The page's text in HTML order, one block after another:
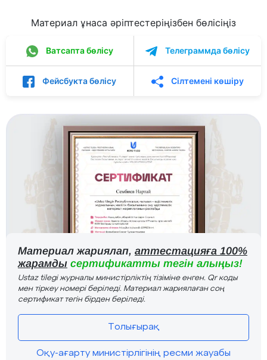
Материал ұнаса әріптестеріңізбен бөлісіңіз
Ватсапта бөлісу Телеграммда бөлісу
Фейсбукта бөлісу Сілтемені көшіру
Материал жариялап, аттестацияға 100%
жарамды сертификатты тегін алыңыз!
Ustaz tilegi журналы министірліктің тізіміне енген. Qr коды
мен тіркеу номері беріледі. Материал жариялаған соң
сертификат тегін бірден беріледі.
Толығырақ
Оқу-ағарту министірлігінің ресми жауабы